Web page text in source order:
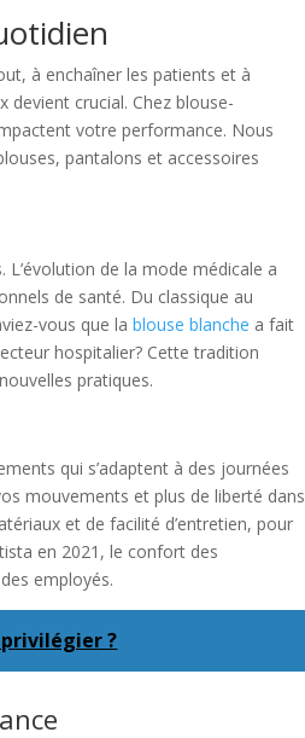
à enchaîner les patients et à
devient crucial. Chez blouse-
votre performance. Nous
pantalons et accessoires
de la mode médicale a
de santé. Du classique au
vous que lablouse blanche a fait
hospitalier? Cette tradition
pratiques.
qui s’adaptent à des journées
mouvements et plus de liberté dans
et de facilité d’entretien, pour
en 2021, le confort des
employés.
?